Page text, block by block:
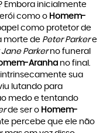
Embora inicialmente
como o Homem-
como protetor de
morte de Peter Parkere
Jane Parkerno funeral
Aranha no final.
sua
lutando para
medo e tentando
de ser o Homem-
percebe que ele não